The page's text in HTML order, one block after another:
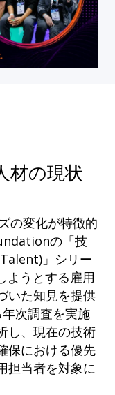
材の現状
の変化が特徴的
の「技
」シリー
ようとする雇用
いた知見を提供
次調査を実施
し、現在の技術
保における優先
担当者を対象に